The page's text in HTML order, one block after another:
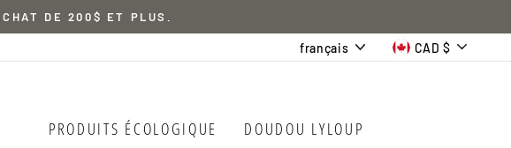
DE 200$ ET PLUS.
LANGUE
français DEVISE
CAD $
PRODUITS ÉCOLOGIQUE
DOUDOU LYLOUP